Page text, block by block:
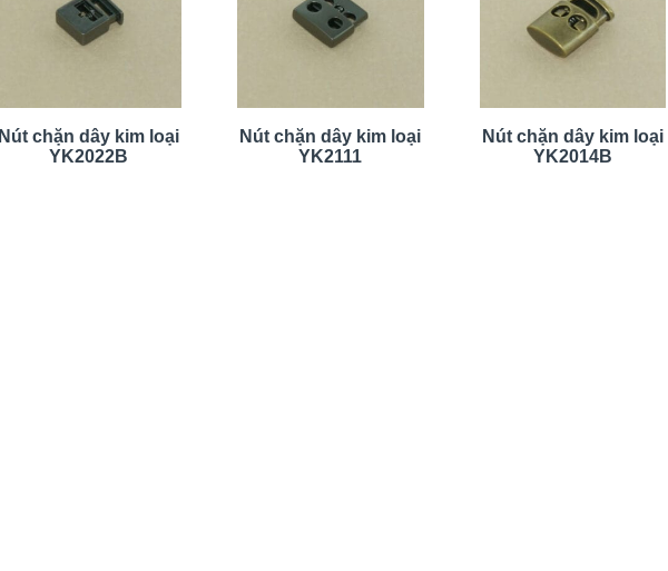
Nút chặn dây kim loại
YK2022B
Nút chặn dây kim loại
YK2111
Nút chặn dây kim loại
YK2014B